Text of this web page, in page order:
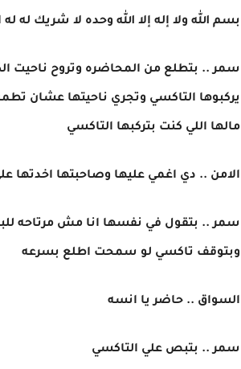
بسم الله ولا إله إلا الله وحده لا شريك
سمر .. بتطلع من المحاضره وتروح ناحيت
يركبوها التاكسي وتجري ناحيتها عشان
مالها اللي كنت بتركبها التاكسي
الامن .. دي اغمي عليها وصاحبتها اخدتها
سمر .. بتقول في نفسها انا مش مرتاحه
وبتوقف تاكسي لو سمحت اطلع بسرعه
السواق .. حاضر يا انسه
سمر .. بتبص علي التاكسي